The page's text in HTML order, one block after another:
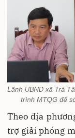
Lãnh UBND xã Trà
trình MTQG để
Theo địa
trợ giải phóng